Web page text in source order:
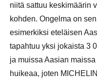
niitä sattuu keskimäärin
kohden. Ongelma on
esimerkiksi eteläisen
tapahtuu yksi jokaista 3
ja muissa Aasian
huikeaa, joten